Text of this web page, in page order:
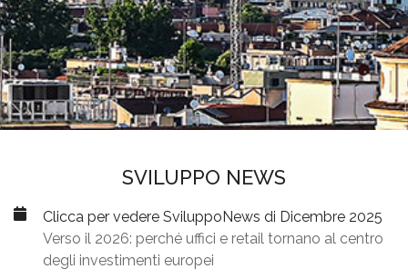
SVILUPPO NEWS
Clicca per vedere SviluppoNews di Dicembre 2025
Verso il 2026: perché uffici e retail tornano al centro
degli investimenti europei